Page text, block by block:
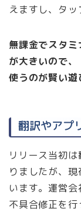
えますし、タッ
無課金でスタ
が大きいので
使うのが賢い遊
翻訳やアプ
リリース当初
りましたが、
います。運営会
不具合修正を